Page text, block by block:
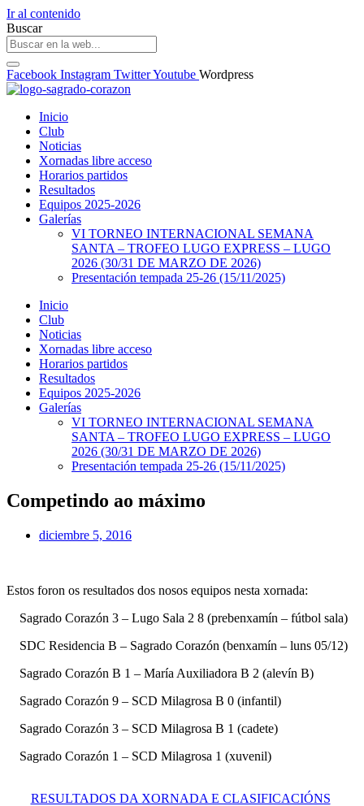
Ir al contenido
Buscar
Facebook Instagram TwitterYoutube Wordpress
Inicio
Club
Noticias
Xornadas libre acceso
Horarios partidos
Resultados
Equipos 2025-2026
Galerías
VI TORNEO INTERNACIONAL SEMANA
SANTA – TROFEO LUGO EXPRESS – LUGO
2026 (30/31 DE MARZO DE 2026)
Presentación tempada 25-26 (15/11/2025)
Inicio
Club
Noticias
Xornadas libre acceso
Horarios partidos
Resultados
Equipos 2025-2026
Galerías
VI TORNEO INTERNACIONAL SEMANA
SANTA – TROFEO LUGO EXPRESS – LUGO
2026 (30/31 DE MARZO DE 2026)
Presentación tempada 25-26 (15/11/2025)
Competindo ao máximo
diciembre 5, 2016
Estos foron os resultados dos nosos equipos nesta xornada:
Sagrado Corazón 3 – Lugo Sala 2 8 (prebenxamín – fútbol sala)
SDC Residencia B – Sagrado Corazón (benxamín – luns 05/12)
Sagrado Corazón B 1 – María Auxiliadora B 2 (alevín B)
Sagrado Corazón 9 – SCD Milagrosa B 0 (infantil)
Sagrado Corazón 3 – SCD Milagrosa B 1 (cadete)
Sagrado Corazón 1 – SCD Milagrosa 1 (xuvenil)
RESULTADOS DA XORNADA E CLASIFICACIÓNS